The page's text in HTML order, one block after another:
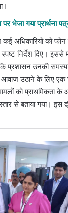
भेजा गया प्रार्थना
अधिकारियों को
निर्देश दिए।
प्रशासन उनकी
आवाज उठाने के लिए
को प्राथमिकता के
से बताया गया।